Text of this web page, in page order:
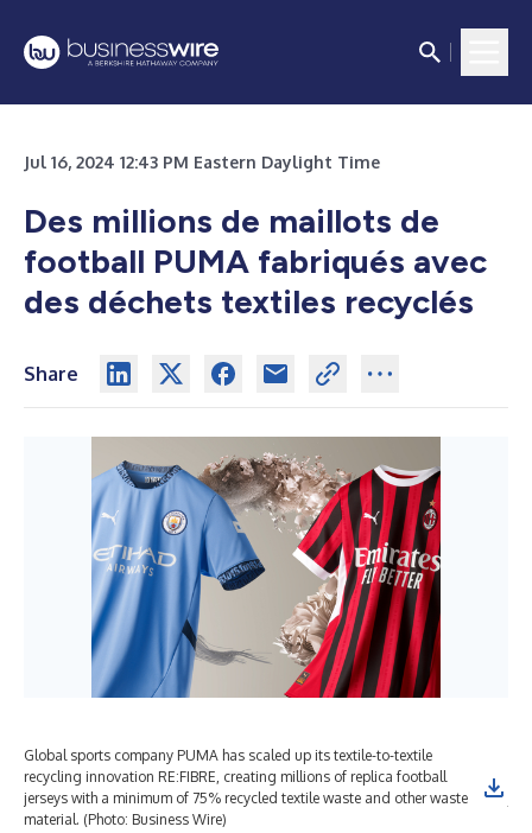
Jul 16, 2024 12:43 PM Eastern Daylight Time
Des millions de maillots de
football PUMA fabriqués avec
des déchets textiles recyclés
Share
Global sports company PUMA has scaled up its textile-to-textile
recycling innovation RE:FIBRE, creating millions of replica football
jerseys with a minimum of 75% recycled textile waste and other waste
material. (Photo: Business Wire)